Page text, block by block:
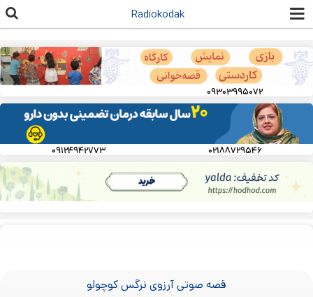
محتوای
اصلی
Radiokodak
۰۹۳۰۳۹۹۵۰۷۲
۰۲۱۸۸۷۲۹۵۴۶ ۰۹۱۲۴۹۴۲۷۷۳
قصه صوتی آرزوی نرگس کوچولو